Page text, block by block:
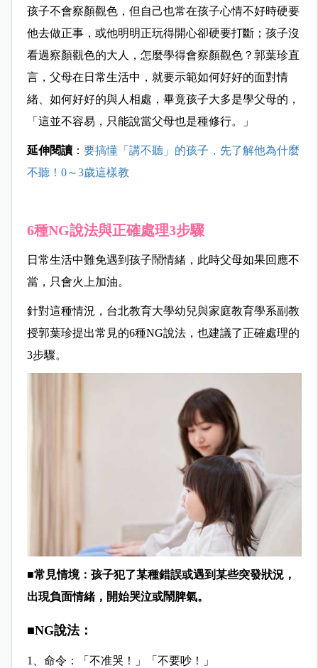
孩子不會察顏觀色，但自己也常在孩子心情不好時硬要
他去做正事，或他明明正玩得開心卻硬要打斷；孩子沒
看過察顏觀色的大人，怎麼學得會察顏觀色？郭葉珍直
言，父母在日常生活中，就要示範如何好好的面對情
緒、如何好好的與人相處，畢竟孩子大多是學父母的，
「這並不容易，只能說當父母也是種修行。」
延伸閱讀： 要搞懂「講不聽」的孩子，先了解他為什麼
不聽！0～3歲這樣教
6種NG說法與正確處理3步驟
日常生活中難免遇到孩子鬧情緒，此時父母如果回應不
當，只會火上加油。
針對這種情況，台北教育大學幼兒與家庭教育學系副教
授郭葉珍提出常見的6種NG說法，也建議了正確處理的
3步驟。
■常見情境：孩子犯了某種錯誤或遇到某些突發狀況，
出現負面情緒，開始哭泣或鬧脾氣。
■NG說法：
1、命令：「不准哭！」「不要吵！」